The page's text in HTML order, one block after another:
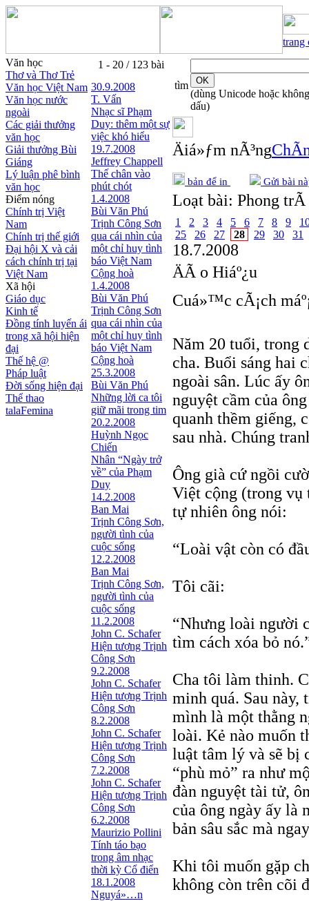
trang
Văn học
Thơ và Thơ Trẻ
Văn học Việt Nam
Văn học nước
ngoài
Các giải thưởng
văn học
Giải thưởng Bùi
Giáng
Lý luận phê bình
văn học
Điểm nóng
Chính trị Việt
Nam
Chính trị thế giới
Đại hội X và cải
cách chính trị tại
Việt Nam
Xã hội
Giáo dục
Kinh tế
Đồng tính luyến ái
trong xã hội hiện
đại
Thế hệ @
Pháp luật
Đời sống hiện đại
Thể thao
talaFemina
1 - 20 / 123 bài
30.9.2008
T. Vấn
Nhạc sĩ Phạm
Duy: thêm một sự
việc khó hiểu
19.7.2008
Jeffrey Chappell
Thế chân vào
phút chót
1.4.2008
Bùi Văn Phú
Trịnh Công Sơn
qua cái nhìn của
một chỉ huy tình
báo Việt Nam
Cộng hoà
1.4.2008
Bùi Văn Phú
Trịnh Công Sơn
qua cái nhìn của
một chỉ huy tình
báo Việt Nam
Cộng hoà
25.3.2008
Bùi Văn Phú
Những lời ca tôi
giữ mãi trong tim
20.2.2008
Huỳnh Ngọc
Chiến
Nhân “Ngày trở
về” của Phạm
Duy
14.2.2008
Ban Mai
Trịnh Công Sơn,
người tình của
cuộc sống
12.2.2008
Ban Mai
Trịnh Công Sơn,
người tình của
cuộc sống
11.2.2008
John C. Schafer
Hiện tượng Trịnh
Công Sơn
9.2.2008
John C. Schafer
Hiện tượng Trịnh
Công Sơn
8.2.2008
John C. Schafer
Hiện tượng Trịnh
Công Sơn
7.2.2008
John C. Schafer
Hiện tượng Trịnh
Công Sơn
6.2.2008
Maurizio Pollini
Tính táo bạo
trong âm nhạc
thời kỳ Cổ điển
18.1.2008
Nguyá»…n
tìm
(dùng Unicode hoặc không
dấu)
Äiá»ƒm nÃ³ng
bản để in Gửi bài
Loạt bài: Phong trÃ
1 2 3 4 5 6 7 8 9
25
26 27 28 29 30 31
18.7.2008
ÄÃ o Hiáº¿u
Cuá»™c cÃ¡ch
Năm 20 tuổi, trong
cha. Buổi sáng hai
ngoài sân. Lúc ấy
nguyệt cầm của
quanh thềm giếng,
sau nhà. Chúng
Ông già cứ ngồi
Việt cộng (trong
tự nhiên ông nói:
“Loài vật còn có
Tôi cãi:
“Nhưng loài người
tìm cách xóa bỏ
Cha tôi làm thinh.
minh quá. Sau này,
mình là một thằng
loài. Kẻ nào muốn
luật tâm lý và sẽ bị
“phù mỏ” ra như
đàn nguyệt tài tử,
của ông ngày ấy là
bản sâu sắc mà
Khi tôi muốn gặp
không còn trên cõi